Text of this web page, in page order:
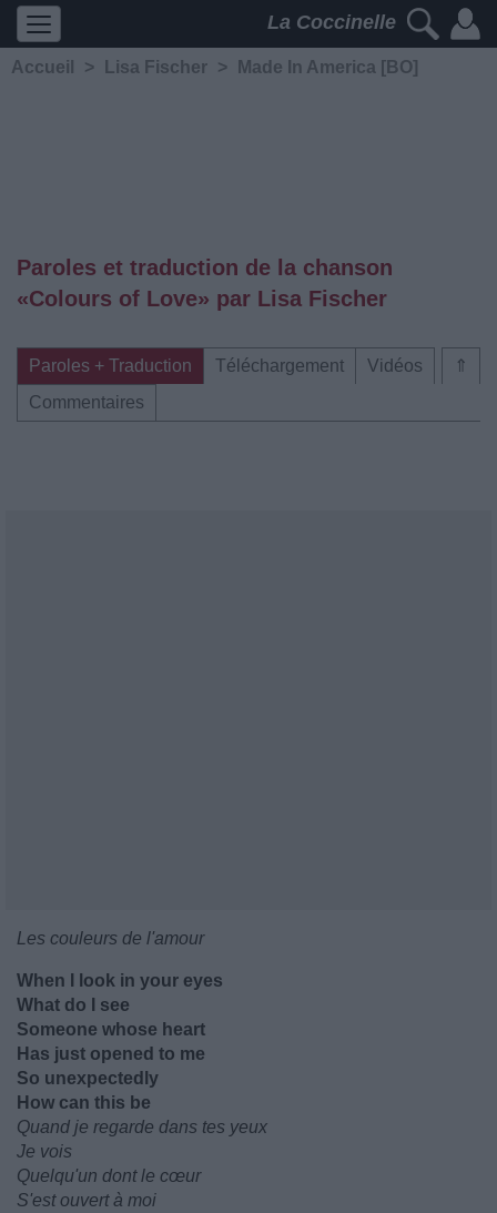
La Coccinelle
Accueil > Lisa Fischer > Made In America [BO]
Paroles et traduction de la chanson
«Colours of Love» par Lisa Fischer
⇑
Paroles + Traduction Téléchargement
Vidéos
Commentaires
Les couleurs de l'amour
When I look in your eyes
What do I see
Someone whose heart
Has just opened to me
So unexpectedly
How can this be
Quand je regarde dans tes yeux
Je vois
Quelqu'un dont le cœur
S'est ouvert à moi